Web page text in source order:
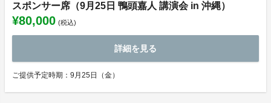
スポンサー席（9月25日 鴨頭嘉人 講演会 in 沖縄）
¥80,000 (税込)
詳細を見る
ご提供予定時期：9月25日（金）